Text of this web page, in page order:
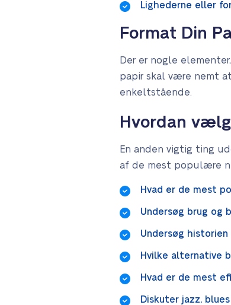
Lighederne eller
Format Din
Der er nogle
papir skal være nemt
enkeltstående.
Hvordan
En anden vigtig ting
af de mest populære
Hvad er de mest
Undersøg brug og
Undersøg
Hvilke alternative
Hvad er de mest
Diskuter jazz,